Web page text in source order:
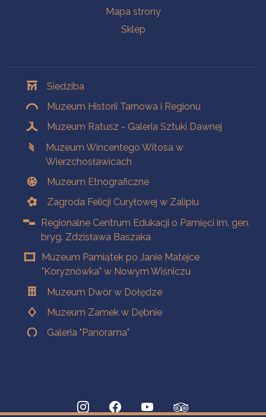
Mapa strony
Sklep
Siedziba
Muzeum Historii Tarnowa i Regionu
Muzeum Ratusz - Galeria Sztuki Dawnej
Muzeum Wincentego Witosa w
Wierzchosławicach
Muzeum Etnograficzne
Zagroda Felicji Curyłowej w Zalipiu
Regionalne Centrum Edukacji o Pamięci im. gen.
bryg. Zdzisława Baszaka
Muzeum Pamiątek po Janie Matejce
"Koryznówka" w Nowym Wiśniczu
Muzeum Dwór w Dołędze
Muzeum Zamek w Dębnie
Galeria "Panorama"